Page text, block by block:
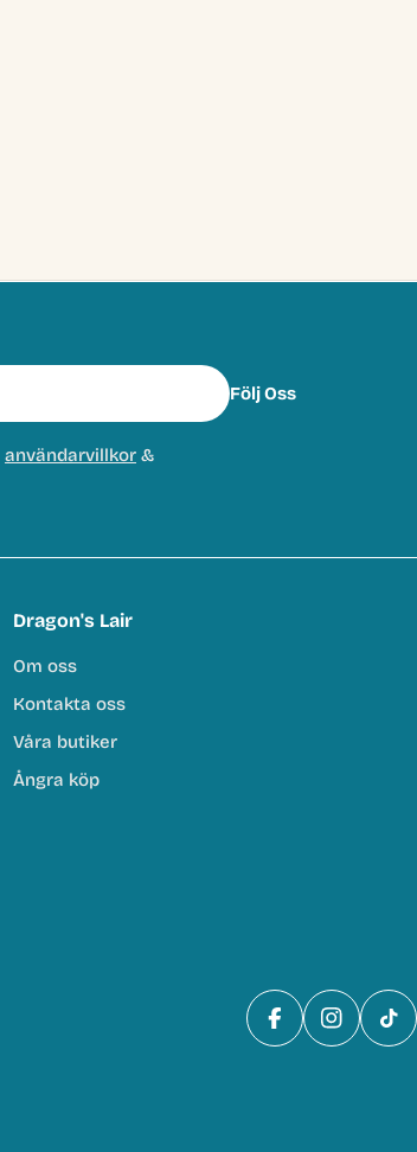
Följ Oss
användarvillkor &
Dragon's Lair
Om oss
Kontakta oss
Våra butiker
Ångra köp
Facebook